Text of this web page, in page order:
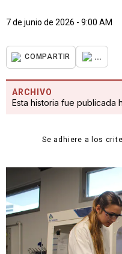
7 de junio de 2026 - 9:00 AM
COMPARTIR ...
ARCHIVO
Esta historia fue publicada
Se adhiere a los